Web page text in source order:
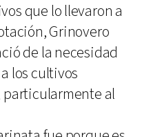
que lo llevaron a
Grinovero
de la necesidad
los cultivos
al